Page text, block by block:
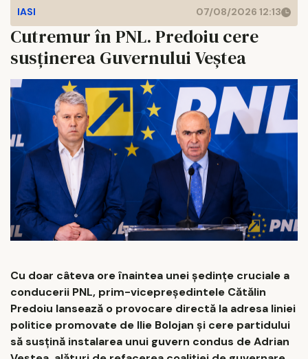
IASI 07/08/2026 12:13
Cutremur în PNL. Predoiu cere
susținerea Guvernului Veștea
Cu doar câteva ore înaintea unei ședințe cruciale a
conducerii PNL, prim-vicepreședintele Cătălin
Predoiu lansează o provocare directă la adresa liniei
politice promovate de Ilie Bolojan și cere partidului
să susțină instalarea unui guvern condus de Adrian